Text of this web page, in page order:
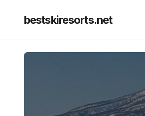
bestskiresorts.net